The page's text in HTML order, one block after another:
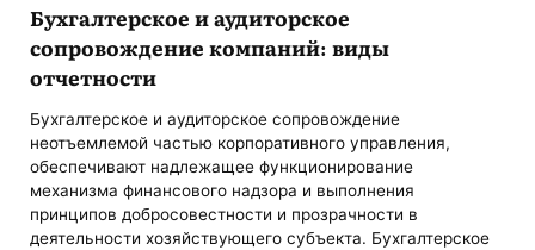
Бухгалтерское и аудиторское
сопровождение компаний: виды
отчетности
Бухгалтерское и аудиторское сопровождение
неотъемлемой частью корпоративного управления,
обеспечивают надлежащее функционирование
механизма финансового надзора и выполнения
принципов добросовестности и прозрачности в
деятельности хозяйствующего субъекта. Бухгалтерское